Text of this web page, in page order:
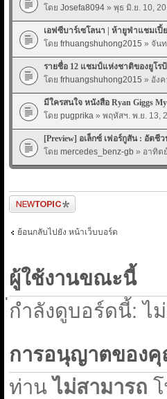
โดย Josefa8094 » พุธ มิ.ย. 10,
เอฟซีบาร์เซโลนา | ห้ายูฟ่าแชมเปี้
โดย frhuangshuhong2015 » จัน
รายชื่อ 12 แชมป์แห่งชาติของยูโร
โดย frhuangshuhong2015 » อัง
มีใครสนใจ หนังสือ Ryan Giggs
โดย pugprika » พฤหัสฯ. พ.ย. 13,
[Preview] อเล็กซ์ เฟอร์กูสัน : อัตชี
โดย mercedes_benz-gb » อาทิต
ตั้งกระทู้ใหม่
ย้อนกลับไปยัง หน้าเว็บบอร์ด
ผู้ใช้งานขณะนี้
กำลังดูบอร์ดนี้: ไ
การอนุญาตของ
ท่านไม่สามารถ